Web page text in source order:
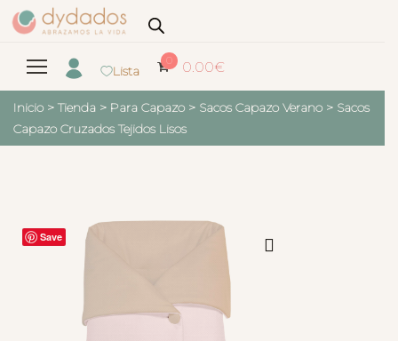
Lista
0 0.00€
Inicio > Tienda > Para Capazo > Sacos Capazo Verano > Sacos
Capazo Cruzados Tejidos Lisos
Save